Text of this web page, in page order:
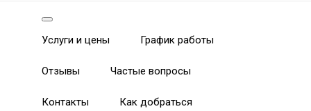
Услуги и цены График работы
Отзывы Частые вопросы
Контакты Как добраться